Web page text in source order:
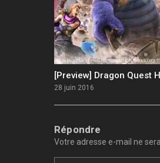
[Preview] Dragon Quest
28 juin 2016
Répondre
Votre adresse e-mail ne